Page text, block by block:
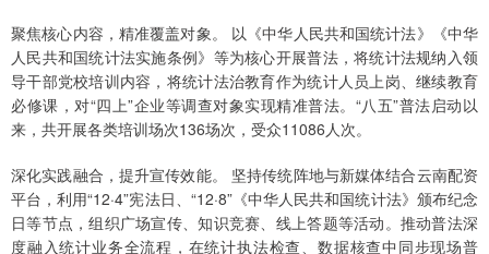
聚焦核心内容，精准覆盖对象。 以《中华人民共和国统计法》《中华
人民共和国统计法实施条例》等为核心开展普法，将统计法规纳入领
导干部党校培训内容，将统计法治教育作为统计人员上岗、继续教育
必修课，对“四上”企业等调查对象实现精准普法。“八五”普法启动以
来，共开展各类培训场次136场次，受众11086人次。
深化实践融合，提升宣传效能。 坚持传统阵地与新媒体结合云南配资
平台，利用“12·4”宪法日、“12·8”《中华人民共和国统计法》颁布纪念
日等节点，组织广场宣传、知识竞赛、线上答题等活动。推动普法深
度融入统计业务全流程，在统计执法检查、数据核查中同步现场普